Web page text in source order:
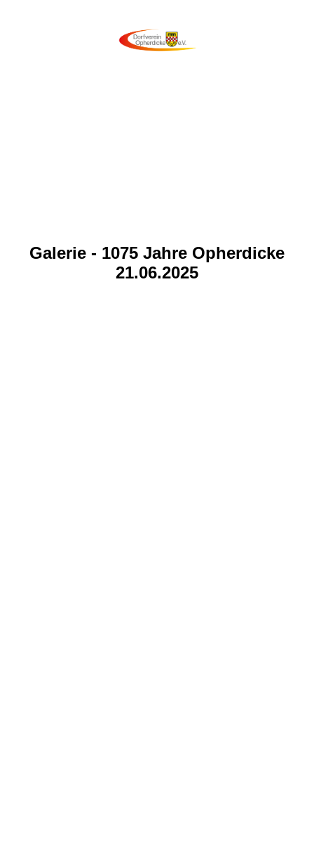
Galerie - 1075 Jahre Opherdicke
21.06.2025